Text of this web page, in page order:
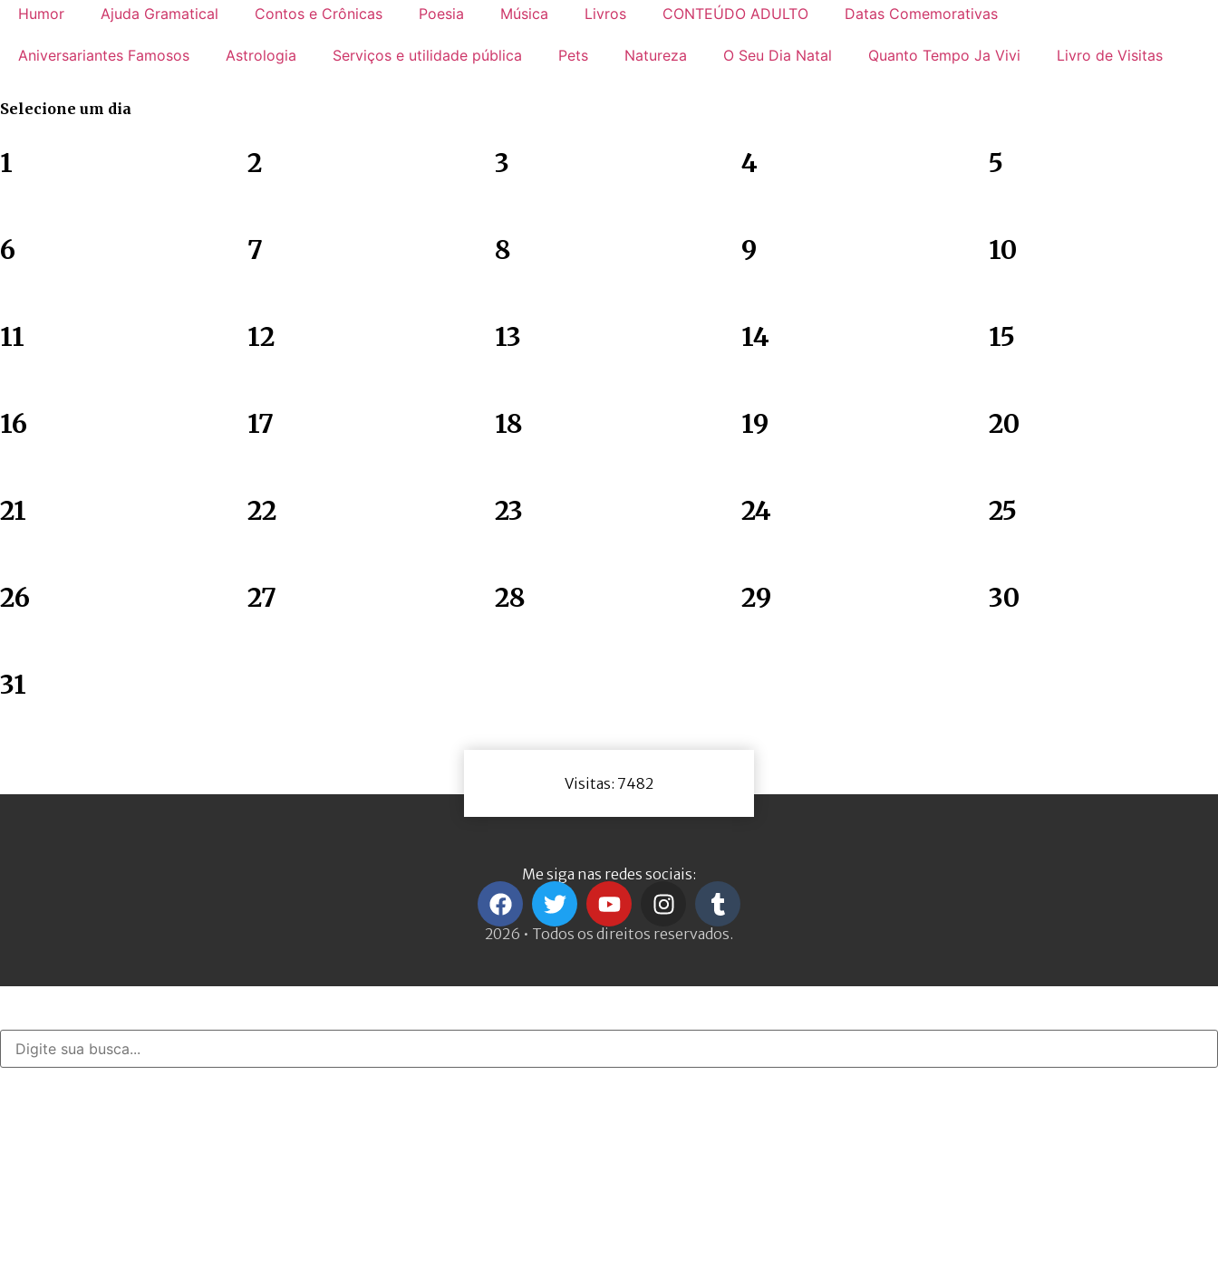
Humor Ajuda Gramatical Contos e Crônicas Poesia Música Livros CONTEÚDO ADULTO Datas Comemorativas
Aniversariantes Famosos Astrologia Serviços e utilidade pública Pets Natureza O Seu Dia Natal Quanto Tempo Ja Vivi Livro de Visitas
Selecione um dia
1 2 3 4 5
6 7 8 9 10
11 12 13 14 15
16 17 18 19 20
21 22 23 24 25
26 27 28 29 30
31
Visitas: 7482
Me siga nas redes sociais:
2026 • Todos os direitos reservados.